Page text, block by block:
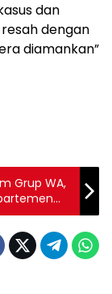
dan
dengan
diamankan”
Grup WA,
Telematika